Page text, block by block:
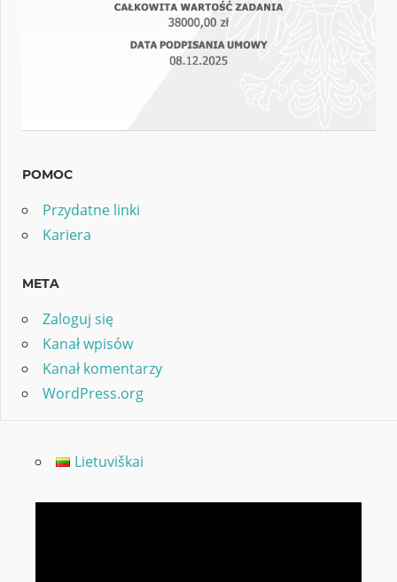
POMOC
Przydatne linki
Kariera
META
Zaloguj się
Kanał wpisów
Kanał komentarzy
WordPress.org
Lietuviškai